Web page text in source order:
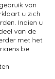
van
u zich
Indien u
van de
met het
.